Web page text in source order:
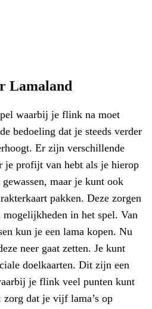
Lamaland
waarbij je flink na moet
bedoeling dat je steeds verder
Er zijn verschillende
je profijt van hebt als je hierop
maar je kunt ook
pakken. Deze zorgen
in het spel. Van
kun je een lama kopen. Nu
neer gaat zetten. Je kunt
doelkaarten. Dit zijn een
je flink veel punten kunt
dat je vijf lama’s op